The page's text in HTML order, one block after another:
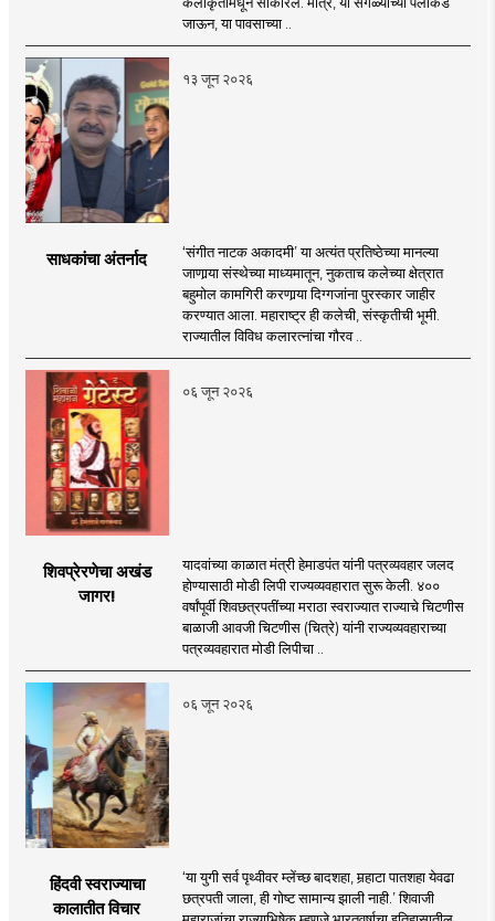
जाऊन, या पावसाच्या ..
१३ जून २०२६
साधकांचा अंतर्नाद
‘संगीत नाटक अकादमी’ या अत्यंत प्रतिष्ठेच्या मानल्या
जाणार्‍या संस्थेच्या माध्यमातून, नुकताच कलेच्या क्षेत्रात
बहुमोल कामगिरी करणार्‍या दिग्गजांना पुरस्कार जाहीर
करण्यात आला. महाराष्ट्र ही कलेची, संस्कृतीची भूमी.
राज्यातील विविध कलारत्नांचा गौरव ..
०६ जून २०२६
शिवप्रेरणेचा अखंड
जागर!
यादवांच्या काळात मंत्री हेमाडपंत यांनी पत्रव्यवहार जलद
होण्यासाठी मोडी लिपी राज्यव्यवहारात सुरू केली. ४००
वर्षांपूर्वी शिवछत्रपतींच्या मराठा स्वराज्यात राज्याचे चिटणीस
बाळाजी आवजी चिटणीस (चित्रे) यांनी राज्यव्यवहाराच्या
पत्रव्यवहारात मोडी लिपीचा ..
०६ जून २०२६
हिंदवी स्वराज्याचा
कालातीत विचार
‘या युगी सर्व पृथ्वीवर म्लेंच्छ बादशहा, मर्‍हाटा पातशहा येवढा
छत्रपती जाला, ही गोष्ट सामान्य झाली नाही.’ शिवाजी